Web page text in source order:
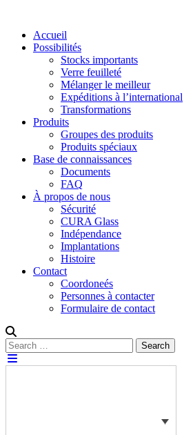
Accueil
Possibilités
Stocks importants
Verre feuilleté
Mélanger le meilleur
Expéditions à l’international
Transformations
Produits
Groupes des produits
Produits spéciaux
Base de connaissances
Documents
FAQ
À propos de nous
Sécurité
CURA Glass
Indépendance
Implantations
Histoire
Contact
Coordoneés
Personnes à contacter
Formulaire de contact
Rechercher : Search